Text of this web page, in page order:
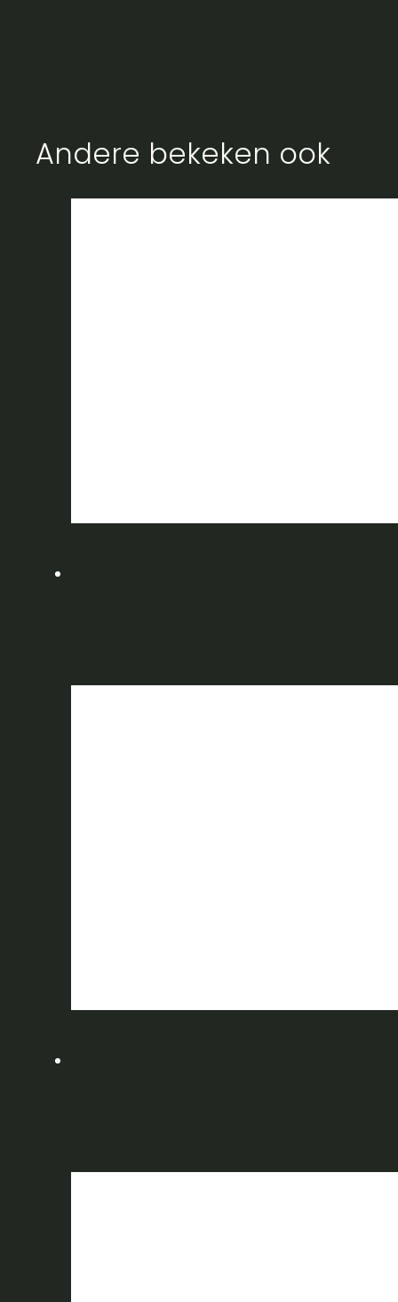
Andere bekeken ook